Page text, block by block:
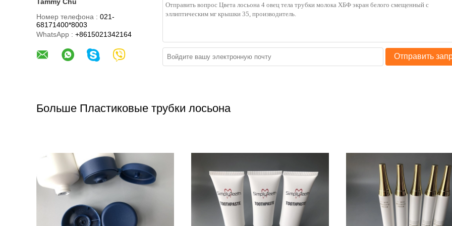
Номер телефона : 021-
68171400*8003
WhatsApp : +8615021342164
Отправить
Больше Пластиковые трубки лосьона